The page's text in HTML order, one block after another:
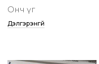
Онч үг
Дэлгэрэнгүй